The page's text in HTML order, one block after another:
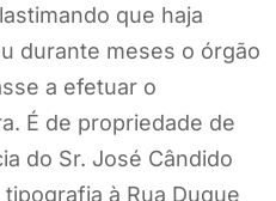
que haja
durante meses o órgão
a efetuar o
É de propriedade de
do Sr. José Cândido
à Rua Duque